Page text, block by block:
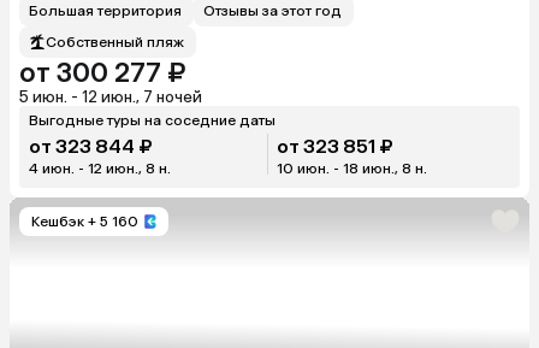
Большая территория
Отзывы за этот год
Собственный пляж
от 300 277 ₽
5 июн. - 12 июн., 7 ночей
Выгодные туры на соседние даты
от 323 844 ₽
4 июн. - 12 июн., 8 н.
от 323 851 ₽
10 июн. - 18 июн., 8 н.
Кешбэк + 5 160